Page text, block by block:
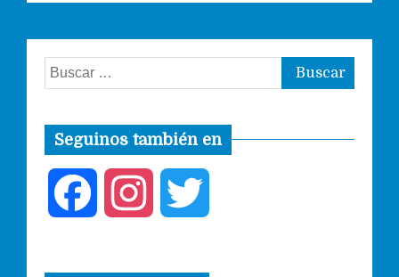
Buscar:
Seguinos también en